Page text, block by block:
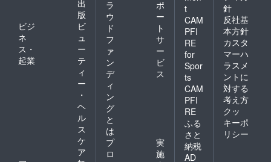
出
版
ビジ
ネ
ス・
起業
ビ
ュ
ー
テ
ィ
ー
・
ヘ
ル
ス
ケ
ア
ラ
ウ
ド
フ
ァ
ン
デ
ィ
ン
グ
と
は
ポ
ー
ト
サ
ー
ビ
ス
プ
ロ
実
施
t
CAM
PFI
RE
for
Spor
ts
CAM
PFI
RE
ふる
さと
納税
AD
針
反社基
本方針
カスタ
マーハ
ラスメ
ントに
対する
考え方
クッ
キーポ
リシー